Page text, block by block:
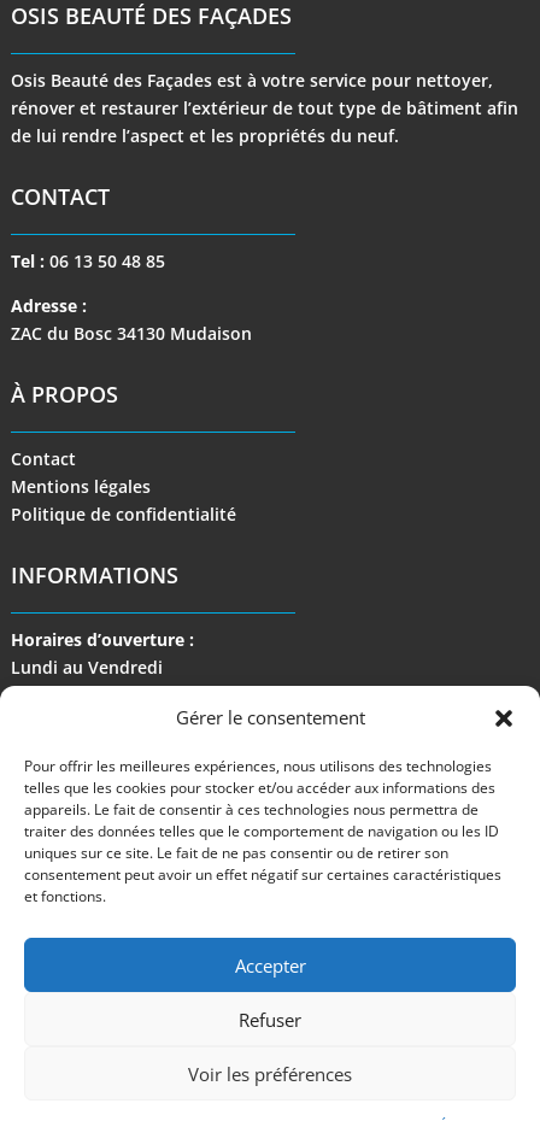
Gérer le consentement
Pour offrir les meilleures expériences, nous utilisons des technologies
telles que les cookies pour stocker et/ou accéder aux informations des
appareils. Le fait de consentir à ces technologies nous permettra de
traiter des données telles que le comportement de navigation ou les ID
uniques sur ce site. Le fait de ne pas consentir ou de retirer son
consentement peut avoir un effet négatif sur certaines caractéristiques
et fonctions.
Accepter
Refuser
Voir les préférences
OSIS BEAUTÉ DES FAÇADES
Osis Beauté des Façades est à votre service pour nettoyer,
rénover et restaurer l’extérieur de tout type de bâtiment afin
de lui rendre l’aspect et les propriétés du neuf.
CONTACT
Tel : 06 13 50 48 85
Adresse :
ZAC du Bosc 34130 Mudaison
À PROPOS
Contact
Mentions légales
Politique de confidentialité
INFORMATIONS
Horaires d’ouverture :
Lundi au Vendredi
de 9 h à 17 h
– Tous droits réservés –